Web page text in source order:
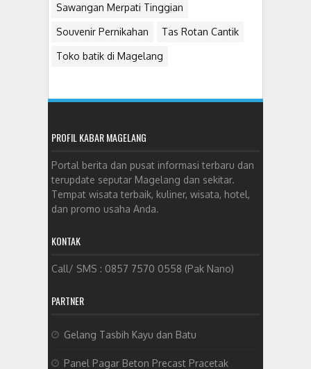
Sawangan Merpati Tinggian
Souvenir Pernikahan Tas Rotan Cantik
Toko batik di Magelang
PROFIL KABAR MAGELANG
Portal berita dan pusat informasi terbaru dan
terupdate seputar Magelang dan sekitar.
Tempat wisata terbaik, kuliner, wisata, hotel,
dan promo usaha Anda.
KONTAK
Call/ SMS : 0857 7570 0558 (Pak Nano)
PARTNER
Gelang Tasbih Kayu dan Batu
Panel Pagar Beton Precast Pracetak